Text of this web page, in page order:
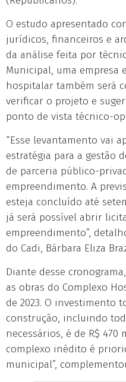
O estudo apresentado
jurídicos, financeiros e
da análise feita por
Municipal, uma empresa
hospitalar também será
verificar o projeto e
ponto de vista técnico-
“Esse levantamento vai
estratégia para a gestão
de parceria público-
empreendimento. A
esteja concluído até
já será possível abrir
empreendimento”,
do Cadi, Bárbara Eliza
Diante desse
as obras do Complexo
de 2023. O investimento
construção, incluindo
necessários, é de R$ 470
complexo inédito é
municipal”,